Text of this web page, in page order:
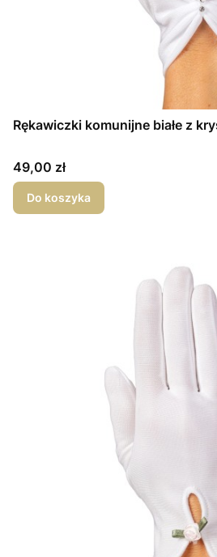
Rękawiczki komunijne białe z
Cena
49,00 zł
Do koszyka